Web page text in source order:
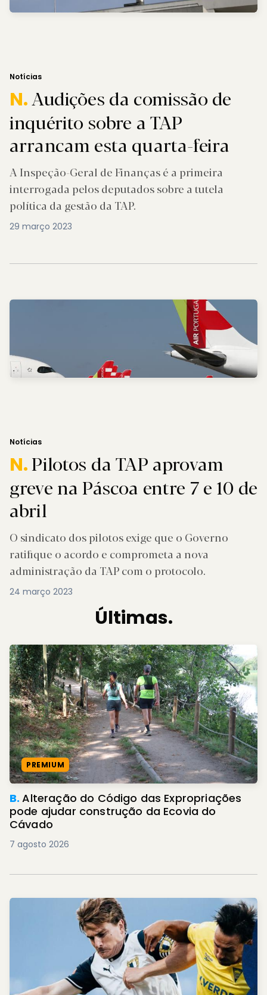
Notícias
N.Audições da comissão de
inquérito sobre a TAP
arrancam esta quarta-feira
A Inspeção-Geral de Finanças é a primeira
interrogada pelos deputados sobre a tutela
política da gestão da TAP.
29 março 2023
Notícias
N.Pilotos da TAP aprovam
greve na Páscoa entre 7 e 10 de
abril
O sindicato dos pilotos exige que o Governo
ratifique o acordo e comprometa a nova
administração da TAP com o protocolo.
24 março 2023
Últimas.
PREMIUM
B.Alteração do Código das Expropriações
pode ajudar construção da Ecovia do
Cávado
7 agosto 2026